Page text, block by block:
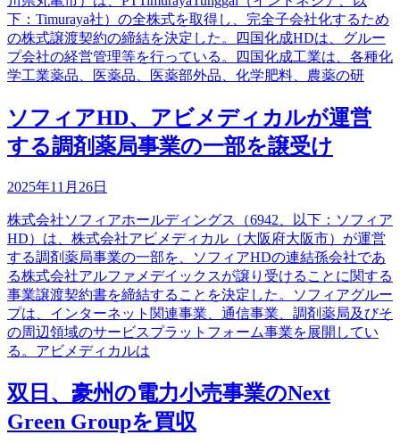
下：Timuraya社）の全株式を取得し、完全子会社化するため
の株式譲渡契約の締結を決定した。四国化成HDは、グルー
プ会社の経営管理等を行っている。四国化成工業は、各種化
学工業薬品、医薬品、医薬部外品、化学肥料、農薬の研
ソフィアHD、アビメディカルが運営
する調剤薬局事業の一部を譲受け
2025年11月26日
株式会社ソフィアホールディングス（6942、以下：ソフィア
HD）は、株式会社アビメディカル（大阪府大阪市）が運営
する調剤薬局事業の一部を、ソフィアHDの連結孫会社であ
る株式会社アルファメデイックスが譲り受けることに関する
事業譲渡契約書を締結することを決定した。ソフィアグルー
プは、インターネット関連事業、通信事業、調剤薬局及びそ
の周辺領域のサービスプラットフォーム事業を展開してい
る。アビメディカルは
双日、豪州の電力小売事業のNext
Green Groupを買収